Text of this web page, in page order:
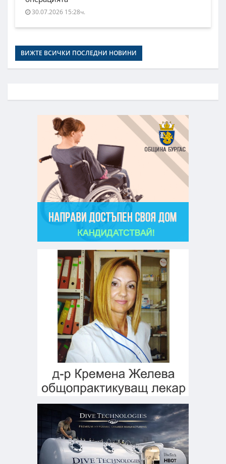
30.07.2026 15:28ч.
ВИЖТЕ ВСИЧКИ ПОСЛЕДНИ НОВИНИ